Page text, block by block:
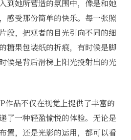
到她所营造的氛围中，像是和她
感受那份简单的快乐。每一张照
段，把观者的目光引向不同的细
果包装纸的折痕，有时候是脚
候是背后滑梯上阳光投射出的光
作品不仅在视觉上提供了丰富的
了一种轻盈愉悦的体验。无论是
置，还是光影的运用，都可以看